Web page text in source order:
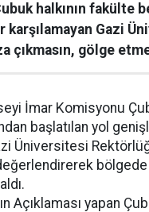
halkının fakülte
karşılamayan Gazi
çıkmasın, gölge
İmar Komisyonu
başlatılan yol
Üniversitesi
Açıklaması yapan